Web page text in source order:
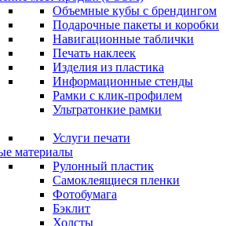
Объемные кубы с брендингом
Подарочные пакеты и коробки
Навигационные таблички
Печать наклеек
Изделия из пластика
Информационные стенды
Рамки с клик-профилем
Ультратонкие рамки
Услуги печати
материалы
Рулонный пластик
Самоклеящиеся пленки
Фотобумага
Бэклит
Холсты